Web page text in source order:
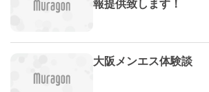
報提供致します！
大阪メンエス体験談